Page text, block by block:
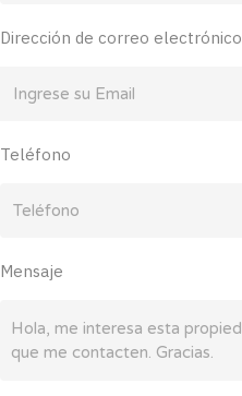
Dirección de correo electrónico
Teléfono
Mensaje